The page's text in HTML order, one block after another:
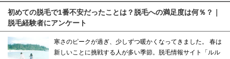
初めての脱毛で1番不安だったことは？脱毛への満足度は何％？｜
脱毛経験者にアンケート
寒さのピークが過ぎ、少しずつ暖かくなってきました。 春は
新しいことに挑戦する人が多い季節。脱毛情報サイト「ルル